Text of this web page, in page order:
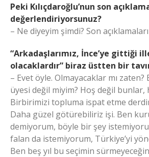
Peki Kılıçdaroğlu’nun son
değerlendiriyorsunuz?
– Ne diyeyim şimdi? Son
“Arkadaşlarımız, İnce’ye gittiği
olacaklardır” biraz üstten bir
– Evet öyle. Olmayacaklar mı zaten?
üyesi değil miyim? Hoş değil bunlar,
Birbirimizi topluma ispat etme
Daha güzel götürebiliriz işi. Ben
demiyorum, böyle bir şey
falan da istemiyorum, Türkiye’yi
Ben beş yıl bu seçimin